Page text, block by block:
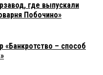
где выпускали
Побочино»
– способ